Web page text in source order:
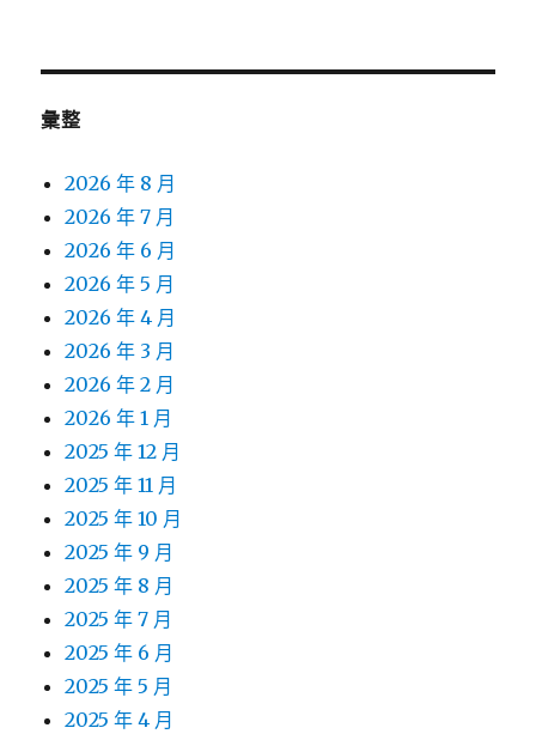
彙整
2026 年 8 月
2026 年 7 月
2026 年 6 月
2026 年 5 月
2026 年 4 月
2026 年 3 月
2026 年 2 月
2026 年 1 月
2025 年 12 月
2025 年 11 月
2025 年 10 月
2025 年 9 月
2025 年 8 月
2025 年 7 月
2025 年 6 月
2025 年 5 月
2025 年 4 月